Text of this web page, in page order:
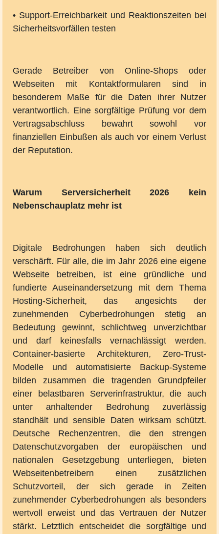
• Support-Erreichbarkeit und Reaktionszeiten bei
Sicherheitsvorfällen testen
Gerade Betreiber von Online-Shops oder
Webseiten mit Kontaktformularen sind in
besonderem Maße für die Daten ihrer Nutzer
verantwortlich. Eine sorgfältige Prüfung vor dem
Vertragsabschluss bewahrt sowohl vor
finanziellen Einbußen als auch vor einem Verlust
der Reputation.
Warum Serversicherheit 2026 kein
Nebenschauplatz mehr ist
Digitale Bedrohungen haben sich deutlich
verschärft. Für alle, die im Jahr 2026 eine eigene
Webseite betreiben, ist eine gründliche und
fundierte Auseinandersetzung mit dem Thema
Hosting-Sicherheit, das angesichts der
zunehmenden Cyberbedrohungen stetig an
Bedeutung gewinnt, schlichtweg unverzichtbar
und darf keinesfalls vernachlässigt werden.
Container-basierte Architekturen, Zero-Trust-
Modelle und automatisierte Backup-Systeme
bilden zusammen die tragenden Grundpfeiler
einer belastbaren Serverinfrastruktur, die auch
unter anhaltender Bedrohung zuverlässig
standhält und sensible Daten wirksam schützt.
Deutsche Rechenzentren, die den strengen
Datenschutzvorgaben der europäischen und
nationalen Gesetzgebung unterliegen, bieten
Webseitenbetreibern einen zusätzlichen
Schutzvorteil, der sich gerade in Zeiten
zunehmender Cyberbedrohungen als besonders
wertvoll erweist und das Vertrauen der Nutzer
stärkt. Letztlich entscheidet die sorgfältige und